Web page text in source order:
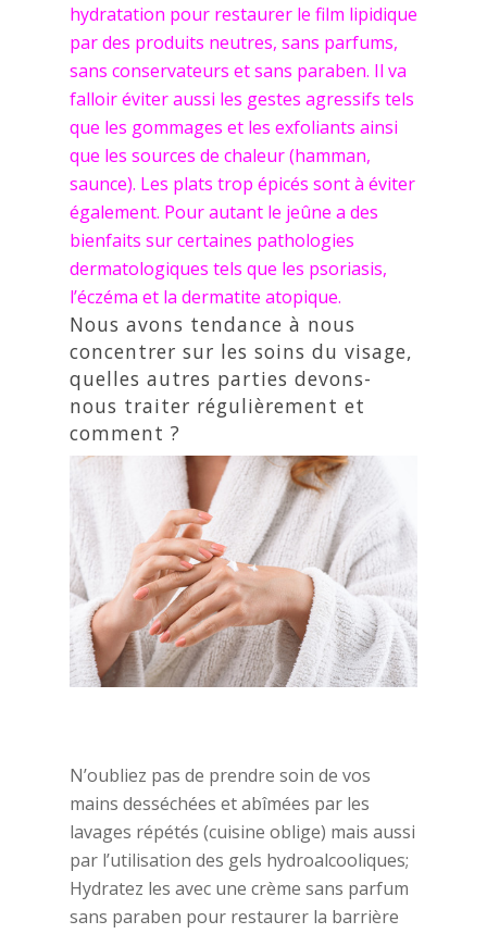
hydratation pour restaurer le film lipidique
par des produits neutres, sans parfums,
sans conservateurs et sans paraben. Il va
falloir éviter aussi les gestes agressifs tels
que les gommages et les exfoliants ainsi
que les sources de chaleur (hamman,
saunce). Les plats trop épicés sont à éviter
également. Pour autant le jeûne a des
bienfaits sur certaines pathologies
dermatologiques tels que les psoriasis,
l’éczéma et la dermatite atopique.
Nous avons tendance à nous
concentrer sur les soins du visage,
quelles autres parties devons-
nous traiter régulièrement et
comment ?
N’oubliez pas de prendre soin de vos
mains desséchées et abîmées par les
lavages répétés (cuisine oblige) mais aussi
par l’utilisation des gels hydroalcooliques;
Hydratez les avec une crème sans parfum
sans paraben pour restaurer la barrière